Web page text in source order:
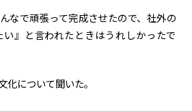
なで頑張って完成させたので、社外の
』と言われたときはうれしかったで
化について聞いた。